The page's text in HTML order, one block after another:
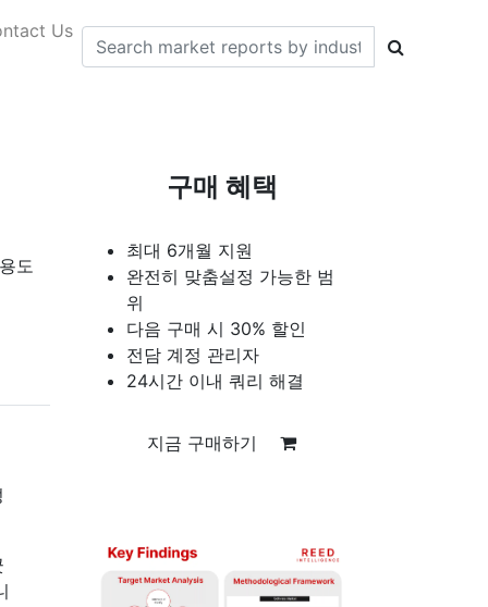
Us
도
구매 혜택
최대 6개월 지원
완전히 맞춤설정 가능한 범
위
다음 구매 시 30% 할인
전담 계정 관리자
24시간 이내 쿼리 해결
지금 구매하기